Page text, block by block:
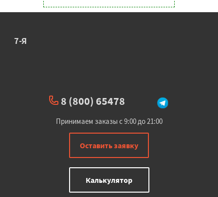
7-Я
8 (800) 65478
Принимаем заказы с 9:00 до 21:00
Оставить заявку
Калькулятор